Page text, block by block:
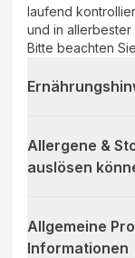
laufend
und in allerbester
Bitte beachten
Allergene &
auslösen
Allgemeine
Informationen